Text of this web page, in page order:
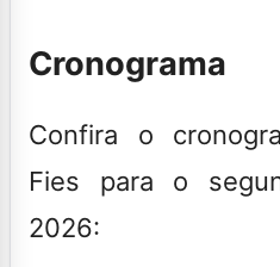
Cronograma
Confira o
Fies para o
2026: